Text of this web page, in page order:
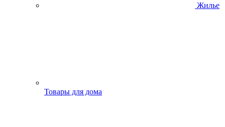
Жилье
Товары для дома